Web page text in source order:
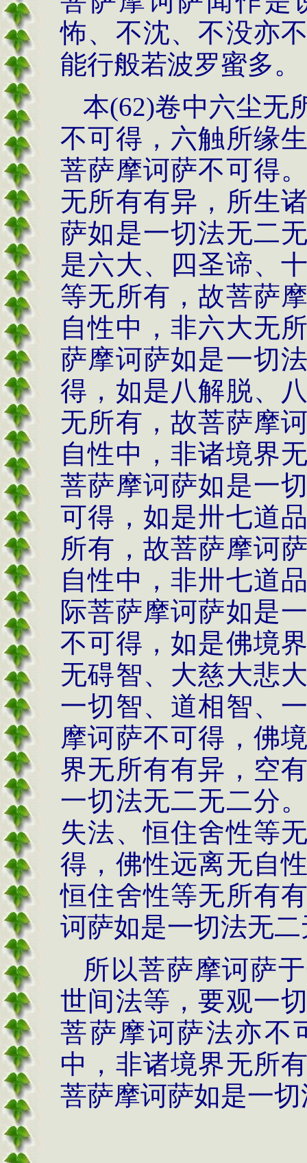
怖、不沈、不没亦
能行般若波罗蜜多。
本(62)卷中六尘无
不可得，六触所缘
菩萨摩诃萨不可得
无所有有异，所生
萨如是一切法无二
是六大、四圣谛、
等无所有，故菩萨
自性中，非六大无
萨摩诃萨如是一切
得，如是八解脱、
无所有，故菩萨摩
自性中，非诸境界
菩萨摩诃萨如是一
可得，如是卅七道
所有，故菩萨摩诃
自性中，非卅七道
际菩萨摩诃萨如是
不可得，如是佛境
无碍智、大慈大悲
一切智、道相智、
摩诃萨不可得，佛
界无所有有异，空
一切法无二无二分
失法、恒住舍性等
得，佛性远离无自
恒住舍性等无所有
诃萨如是一切法无
所以菩萨摩诃萨
世间法等，要观一
菩萨摩诃萨法亦不
中，非诸境界无所
菩萨摩诃萨如是一